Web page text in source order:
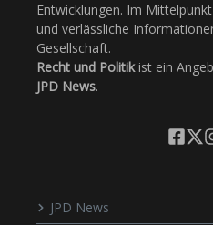
Entwicklungen. Im
und verlässliche
Gesellschaft.
Recht und Politikist ein
JPD News.
JPD News